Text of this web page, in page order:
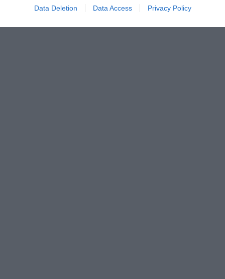
Data Deletion Data Access Privacy Policy